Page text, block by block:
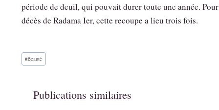
période de deuil, qui pouvait durer toute une année.
décès de Radama Ier, cette recoupe a lieu trois fois.
Étiquettes
de
#Beauté
Publications similaires